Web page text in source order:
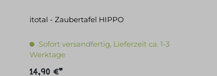
itotal - Zaubertafel HIPPO
Sofort versandfertig, Lieferzeit ca. 1-3
Werktage
14,90 €*